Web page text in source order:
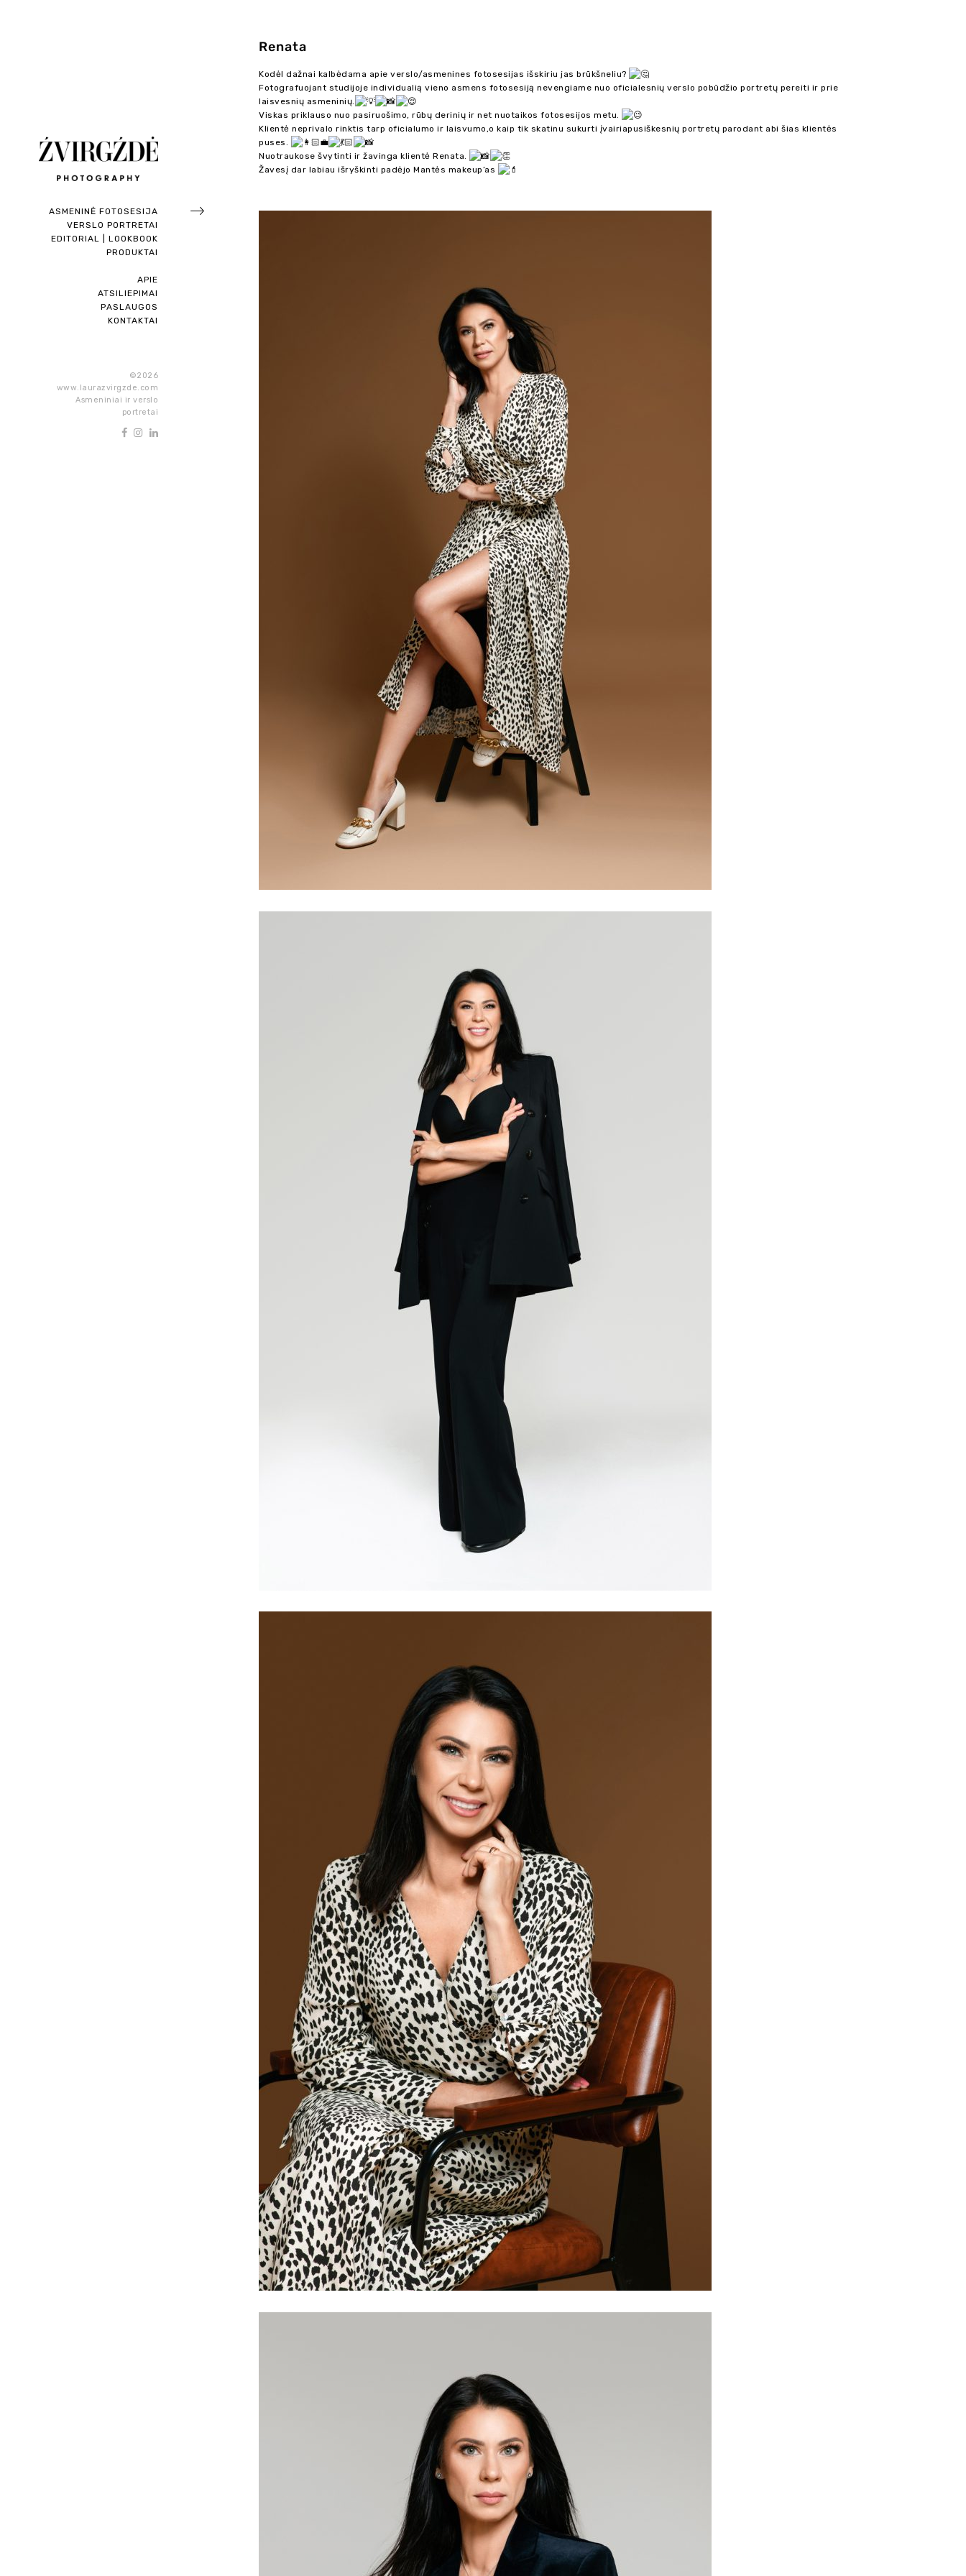
ASMENINĖ FOTOSESIJA
VERSLO PORTRETAI
EDITORIAL | LOOKBOOK
PRODUKTAI
APIE
ATSILIEPIMAI
PASLAUGOS
KONTAKTAI
©2026
www.laurazvirgzde.com
Asmeniniai ir verslo
portretai
Renata
Kodėl dažnai kalbėdama apie verslo/asmenines fotosesijas išskiriu jas brūkšneliu?
Fotografuojant studijoje individualią vieno asmens fotosesiją nevengiame nuo oficialesnių verslo pobūdžio portretų pereiti ir prie
laisvesnių asmeninių.
Viskas priklauso nuo pasiruošimo, rūbų derinių ir net nuotaikos fotosesijos metu.
Klientė neprivalo rinktis tarp oficialumo ir laisvumo,o kaip tik skatinu sukurti įvairiapusiškesnių portretų parodant abi šias klientės
puses.
Nuotraukose švytinti ir žavinga klientė Renata.
Žavesį dar labiau išryškinti padėjo Mantės makeup’as